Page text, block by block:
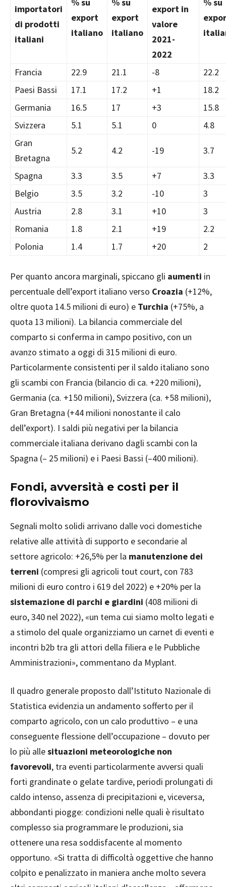
importatori
di prodotti
italiani
% su
export
italiano
% su
export
italiano
export in
valore
2021-
2022
% su
Francia 22.9 21.1 -8
22.2
Paesi Bassi
17.1 17.2 +1
18.2
Germania
16.5 17 +3
15.8
Svizzera
5.1 5.1 0
4.8
Gran
Bretagna
5.2 4.2 -19 3.7
Spagna 3.3 3.5 +7
3.3
Belgio
3.5 3.2 -10
3
Austria
2.8 3.1 +10
3
Romania
1.8 2.1 +19
2.2
Polonia
1.4 1.7 +20 2
Per quanto ancora marginali, spiccano gli aumenti in
percentuale dell’export italiano verso Croazia (+12%,
oltre quota 14.5 milioni di euro) e Turchia (+75%, a
quota 13 milioni). La bilancia commerciale del
comparto si conferma in campo positivo, con un
avanzo stimato a oggi di 315 milioni di euro.
Particolarmente consistenti per il saldo italiano sono
gli scambi con Francia (bilancio di ca. +220 milioni),
Germania (ca. +150 milioni), Svizzera (ca. +58 milioni),
Gran Bretagna (+44 milioni nonostante il calo
dell’export). I saldi più negativi per la bilancia
commerciale italiana derivano dagli scambi con la
Spagna (– 25 milioni) e i Paesi Bassi (–400 milioni).
Fondi, avversità e costi per il
florovivaismo
Segnali molto solidi arrivano dalle voci domestiche
relative alle attività di supporto e secondarie al
settore agricolo: +26,5% per la manutenzione dei
terreni (compresi gli agricoli tout court, con 783
milioni di euro contro i 619 del 2022) e +20% per la
sistemazione di parchi e giardini (408 milioni di
euro, 340 nel 2022), «un tema cui siamo molto legati e
a stimolo del quale organizziamo un carnet di eventi e
incontri b2b tra gli attori della filiera e le Pubbliche
Amministrazioni», commentano da Myplant.
Il quadro generale proposto dall’Istituto Nazionale di
Statistica evidenzia un andamento sofferto per il
comparto agricolo, con un calo produttivo – e una
conseguente flessione dell’occupazione – dovuto per
lo più allesituazioni meteorologiche non
favorevoli, tra eventi particolarmente avversi quali
forti grandinate o gelate tardive, periodi prolungati di
caldo intenso, assenza di precipitazioni e, viceversa,
abbondanti piogge: condizioni nelle quali è risultato
complesso sia programmare le produzioni, sia
ottenere una resa soddisfacente al momento
opportuno. «Si tratta di difficoltà oggettive che hanno
colpito e penalizzato in maniera anche molto severa